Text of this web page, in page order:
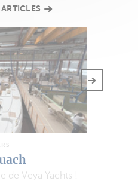
de Veya Yachts !